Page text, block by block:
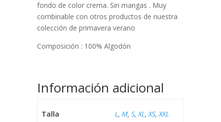
fondo de color crema. Sin mangas . Muy
combinable con otros productos de nuestra
colección de primavera verano
Composición : 100% Algodón
Información adicional
Talla L, M, S,XL,XS,XXL